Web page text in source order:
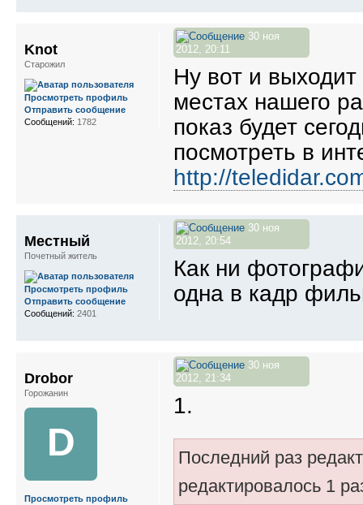
30 ноя
2012, 20:11
Ну вот и
местах нашего
показ будет
посмотреть в
http://
Knot
Старожил
Просмотреть профиль
Отправить сообщение
Сообщений: 1782
30 ноя
2012, 20:54
Как ни
одна в кадр
Местный
Почетный житель
Просмотреть профиль
Отправить сообщение
Сообщений: 2401
30 ноя
2012, 21:34
1.
Последний раз
редактировалось 1
Drobor
Горожанин
D
Просмотреть профиль